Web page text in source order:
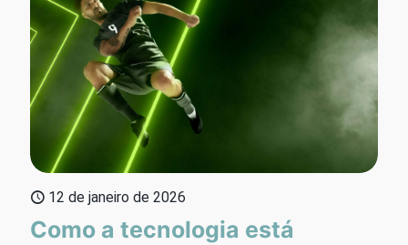
12 de janeiro de 2026
Como a tecnologia está